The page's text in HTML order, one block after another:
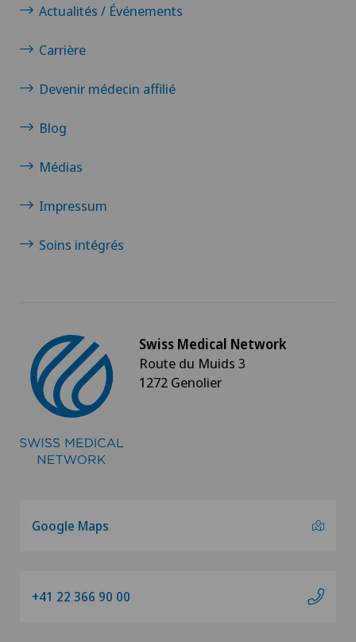
Chirurgie du côlon
Chirurgie du coude
Chirurgie mini-invasive
Chirurgie oncologique
Chirurgie ophtalmique
Chirurgie orthopédique
Actualités / Événements
Carrière
Devenir médecin affilié
Blog
Médias
Impressum
Soins intégrés
Swiss Medical Network
Route du Muids 3
1272 Genolier
Google Maps
+41 22 366 90 00